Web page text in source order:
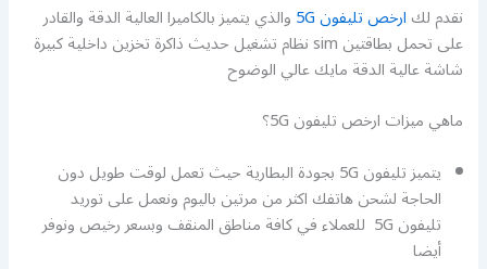
نقدم لكارخص تليفون 5G والذي يتميز بالكاميرا العالية الدقة والقادر
على تحمل بطاقتين sim نظام تشغيل حديث ذاكرة تخزين داخلية كبيرة
شاشة عالية الدقة مايك عالي الوضوح
ماهي ميزات ارخص تليفون 5G؟
يتميز تليفون 5G بجودة البطارية حيث تعمل لوقت طويل دون
الحاجة لشحن هاتفك اكثر من مرتين باليوم ونعمل على توريد
تليفون 5G للعملاء في كافة مناطق المنقف وبسعر رخيص ونوفر
أيضا